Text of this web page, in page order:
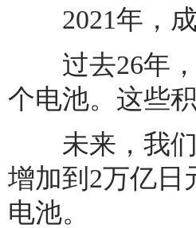
2021年，成
过去26年，
个电池。这些
未来，我们
增加到2万亿日
电池。